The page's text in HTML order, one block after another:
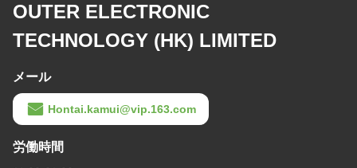
OUTER ELECTRONIC
TECHNOLOGY (HK) LIMITED
メール
Hontai.kamui@vip.163.com
労働時間